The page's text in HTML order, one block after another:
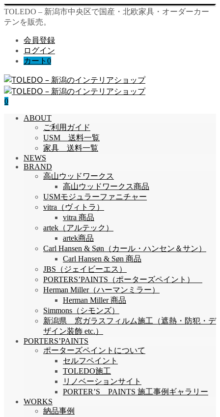
TOLEDO – 新潟市中央区で国産・北欧家具・オーダーカー
テンを販売。
会員登録
ログイン
カート 0
0
ABOUT
ご利用ガイド
USM 送料一覧
家具 送料一覧
NEWS
BRAND
高山ウッドワークス
高山ウッドワークス商品
USMモジュラーファニチャー
vitra（ヴィトラ）
vitra 商品
artek（アルテック）
artek商品
Carl Hansen & Søn（カール・ハンセン＆サン）
Carl Hansen & Søn 商品
JBS（ジェイビーエス）
PORTERS’PAINTS（ポーターズペイント）
Herman Miller（ハーマンミラー）
Herman Miller 商品
Simmons（シモンズ）
新潟県 窓ガラスフィルム施工（遮熱・防犯・デ
ザイン装飾 etc.）
PORTERS’PAINTS
ポーターズペイントについて
セルフペイント
TOLEDO施工
リノベーションサイト
PORTER’S PAINTS 施工事例ギャラリー
WORKS
納品事例